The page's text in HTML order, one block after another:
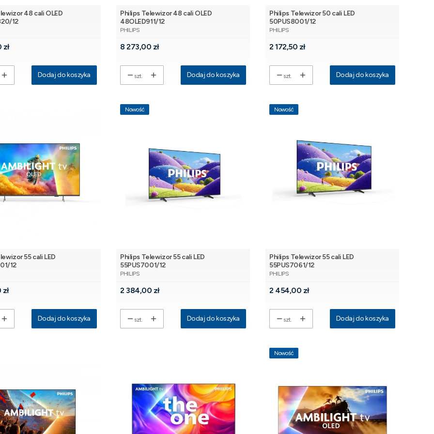
48 cali OLED
12
zł
Dodaj do koszyka
Philips Telewizor 48 cali OLED
48OLED911/12
PRODUCENT
PHILIPS
Cena
8 273,00 zł
szt. Dodaj do koszyka
Philips Telewizor 50 cali LED
50PUS8001/12
PRODUCENT
PHILIPS
Cena
2 172,50 zł
szt. Dodaj do koszyka
55 cali LED
12
Dodaj do koszyka
Nowość
Philips Telewizor 55 cali LED
55PUS7001/12
PRODUCENT
PHILIPS
Cena
2 384,00 zł
szt. Dodaj do koszyka
Nowość
Philips Telewizor 55 cali LED
55PUS7061/12
PRODUCENT
PHILIPS
Cena
2 454,00 zł
szt. Dodaj do koszyka
Nowość